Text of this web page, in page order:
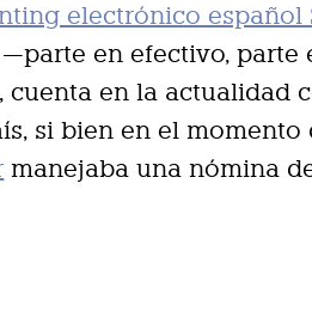
electrónico español
en efectivo, parte
en la actualidad
si bien en el momento
manejaba una nómina